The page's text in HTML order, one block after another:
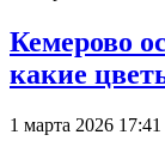
Кемерово
какие
1 марта 2026 17:41